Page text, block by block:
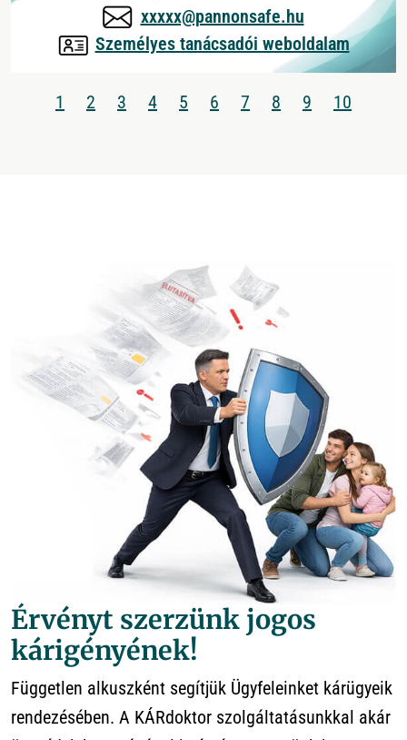
xxxxx@pannonsafe.hu
Személyes tanácsadói weboldalam
1 2 3 4 5 6 7 8 9 10
Érvényt szerzünk jogos
kárigényének!
Független alkuszként segítjük Ügyfeleinket kárügyeik
rendezésében. A KÁRdoktor szolgáltatásunkkal akár